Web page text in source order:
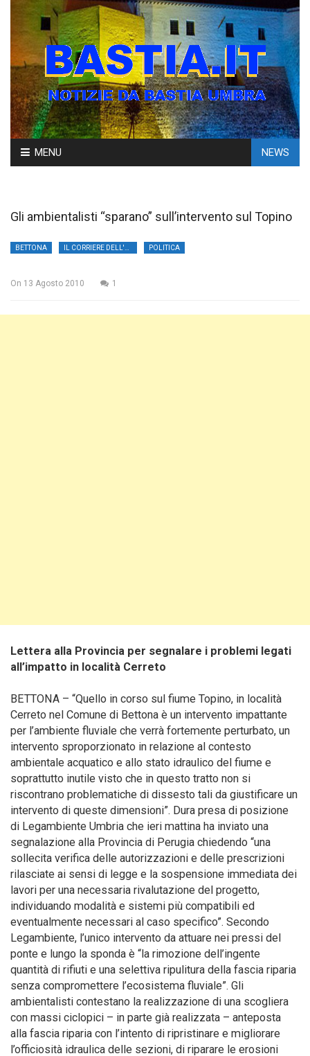
Skip
to
MENU NEWS
Gli ambientalisti “sparano” sull’intervento sul Topino
BETTONA POLITICA
On 13 Agosto 2010 1
Lettera alla Provincia per segnalare i problemi legati
all’impatto in località Cerreto
BETTONA – “Quello in corso sul fiume Topino, in località
Cerreto nel Comune di Bettona è un intervento impattante
per l’ambiente fluviale che verrà fortemente perturbato, un
intervento sproporzionato in relazione al contesto
ambientale acquatico e allo stato idraulico del fiume e
soprattutto inutile visto che in questo tratto non si
riscontrano problematiche di dissesto tali da giustificare un
intervento di queste dimensioni”. Dura presa di posizione
di Legambiente Umbria che ieri mattina ha inviato una
segnalazione alla Provincia di Perugia chiedendo “una
sollecita verifica delle autorizzazioni e delle prescrizioni
rilasciate ai sensi di legge e la sospensione immediata dei
lavori per una necessaria rivalutazione del progetto,
individuando modalità e sistemi più compatibili ed
eventualmente necessari al caso specifico”. Secondo
Legambiente, l’unico intervento da attuare nei pressi del
ponte e lungo la sponda è “la rimozione dell’ingente
quantità di rifiuti e una selettiva ripulitura della fascia riparia
senza compromettere l’ecosistema fluviale”. Gli
ambientalisti contestano la realizzazione di una scogliera
con massi ciclopici – in parte già realizzata – anteposta
alla fascia riparia con l’intento di ripristinare e migliorare
l’officiosità idraulica delle sezioni, di riparare le erosioni